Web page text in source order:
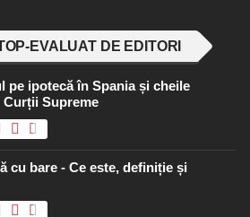
EVALUAT DE EDITORI
pe ipotecă în Spania și cheile
Supreme
cu bare - Ce este, definiție și